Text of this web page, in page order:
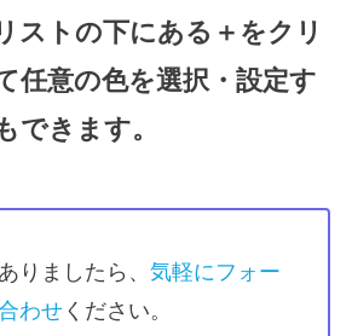
ストの下にある＋をクリ
任意の色を選択・設定す
できます。
りましたら、 気軽にフォー
わせください。